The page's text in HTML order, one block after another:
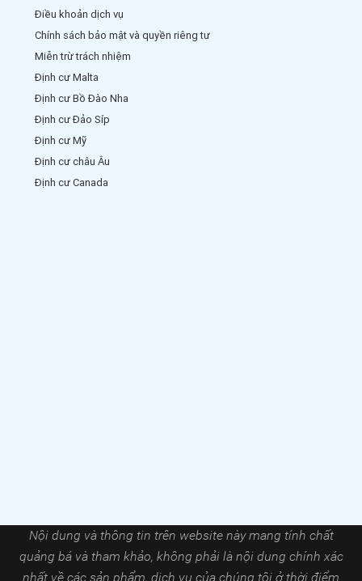
Điều khoản dịch vụ
Chính sách bảo mật và quyền riêng tư
Miễn trừ trách nhiệm
Định cư Malta
Định cư Bồ Đào Nha
Định cư Đảo Síp
Định cư Mỹ
Định cư châu Âu
Định cư Canada
Nội dung và thông tin trên website này mang tính chất
quảng bá và tham khảo, không phải là nội dung chính xác
nhất về các sản phẩm, dịch vụ của chúng tôi ở thời điểm